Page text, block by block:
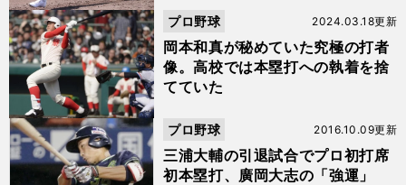
岡本和真が秘めていた究極の打者
像。高校では本塁打への執着を捨
てていた
2024.03.18更新
プロ野球
三浦大輔の引退試合でプロ初打席
初本塁打、廣岡大志の「強運」
2016.10.09更新
プロ野球